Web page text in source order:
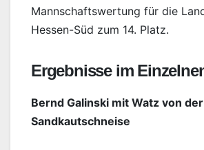
Mannschaftswertung für die
Hessen-Süd zum 14. Platz.
Ergebnisse im
Bernd Galinski mit Watz von der
Sandkautschneise